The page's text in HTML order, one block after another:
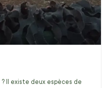
Il existe deux espèces de